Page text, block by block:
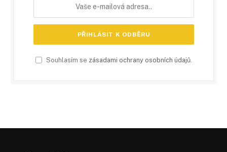
Souhlasím se zásadami ochrany osobních údajů.